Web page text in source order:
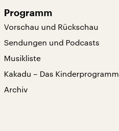
Programm
Vorschau und Rückschau
Sendungen und Podcasts
Musikliste
Kakadu – Das Kinderprogramm
Archiv